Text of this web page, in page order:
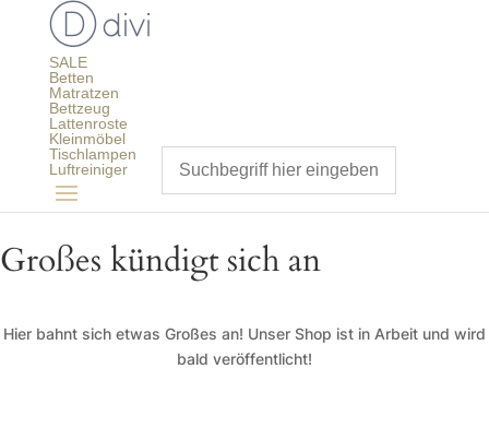
SALE
Betten
Matratzen
Bettzeug
Lattenroste
Kleinmöbel
Tischlampen
Luftreiniger
Großes kündigt sich an
Hier bahnt sich etwas Großes an! Unser Shop ist in Arbeit und wird
bald veröffentlicht!